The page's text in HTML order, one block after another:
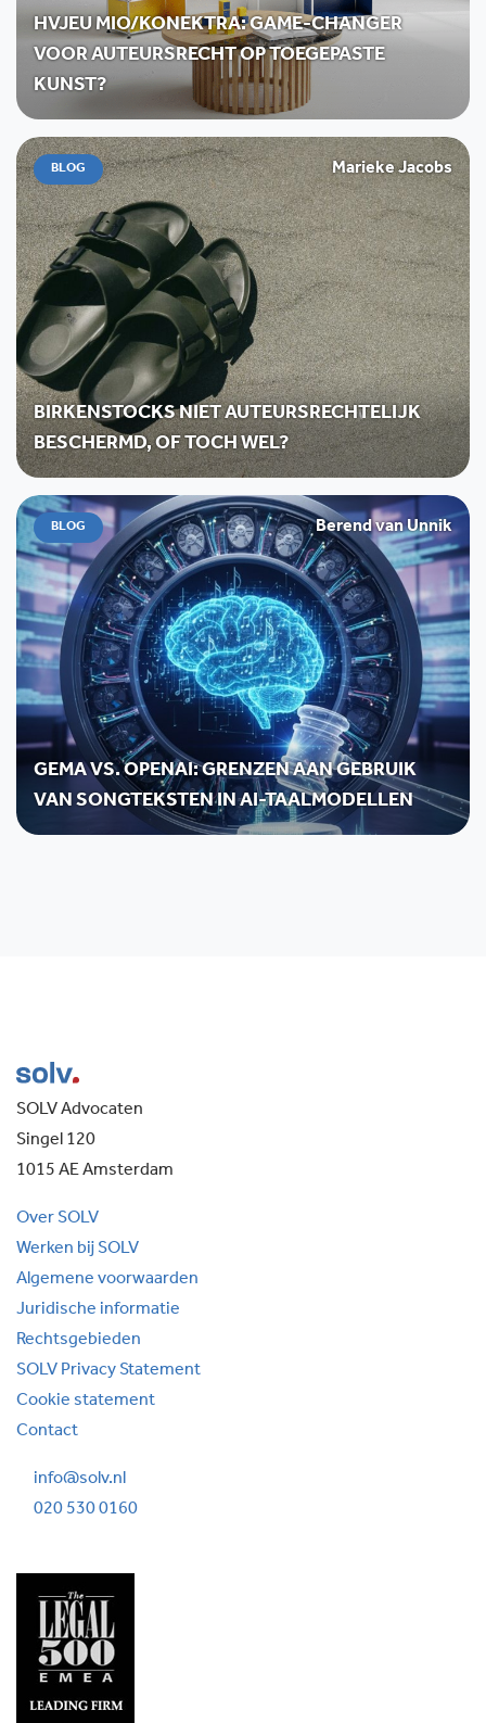
HVJEU MIO/KONEKTRA: GAME-CHANGER
VOOR AUTEURSRECHT OP TOEGEPASTE
KUNST?
BLOG Marieke Jacobs
BIRKENSTOCKS NIET AUTEURSRECHTELIJK
BESCHERMD, OF TOCH WEL?
BLOG Berend van Unnik
GEMA VS. OPENAI: GRENZEN AAN GEBRUIK
VAN SONGTEKSTEN IN AI-TAALMODELLEN
SOLV Advocaten
Singel 120
1015 AE Amsterdam
Over SOLV
Werken bij SOLV
Algemene voorwaarden
Juridische informatie
Rechtsgebieden
SOLV Privacy Statement
Cookie statement
Contact
info@solv.nl
020 530 0160